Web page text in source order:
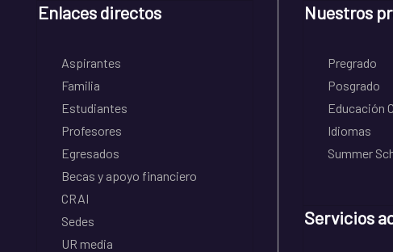
Enlaces directos
Aspirantes
Familia
Estudiantes
Profesores
Egresados
Becas y apoyo financiero
CRAI
Sedes
UR media
Nuestros
Pregrado
Posgrado
Educación
Idiomas
Summer
Servicios